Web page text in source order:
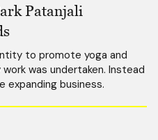
Patanjali
to promote yoga and
was undertaken. Instead
business.